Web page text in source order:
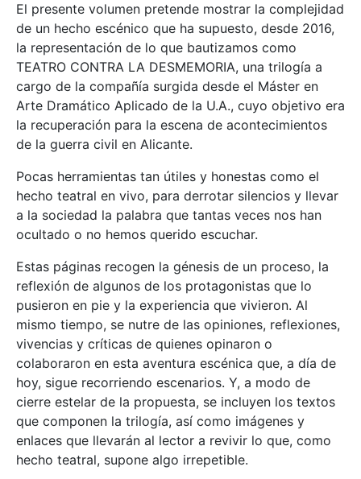
El presente volumen pretende mostrar la complejidad
de un hecho escénico que ha supuesto, desde 2016,
la representación de lo que bautizamos como
TEATRO CONTRA LA DESMEMORIA, una trilogía a
cargo de la compañía surgida desde el Máster en
Arte Dramático Aplicado de la U.A., cuyo objetivo era
la recuperación para la escena de acontecimientos
de la guerra civil en Alicante.
Pocas herramientas tan útiles y honestas como el
hecho teatral en vivo, para derrotar silencios y llevar
a la sociedad la palabra que tantas veces nos han
ocultado o no hemos querido escuchar.
Estas páginas recogen la génesis de un proceso, la
reflexión de algunos de los protagonistas que lo
pusieron en pie y la experiencia que vivieron. Al
mismo tiempo, se nutre de las opiniones, reflexiones,
vivencias y críticas de quienes opinaron o
colaboraron en esta aventura escénica que, a día de
hoy, sigue recorriendo escenarios. Y, a modo de
cierre estelar de la propuesta, se incluyen los textos
que componen la trilogía, así como imágenes y
enlaces que llevarán al lector a revivir lo que, como
hecho teatral, supone algo irrepetible.